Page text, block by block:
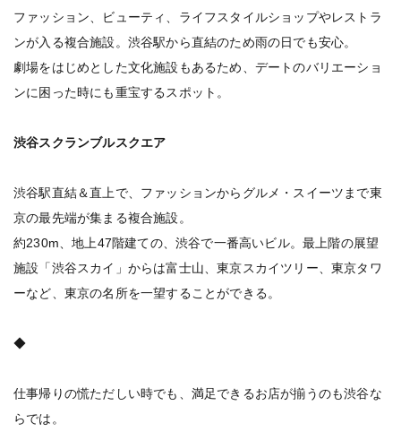
ファッション、ビューティ、ライフスタイルショップやレストラ
ンが入る複合施設。渋谷駅から直結のため雨の日でも安心。
劇場をはじめとした文化施設もあるため、デートのバリエーショ
ンに困った時にも重宝するスポット。
渋谷スクランブルスクエア
渋谷駅直結＆直上で、ファッションからグルメ・スイーツまで東
京の最先端が集まる複合施設。
約230m、地上47階建ての、渋谷で一番高いビル。最上階の展望
施設「渋谷スカイ」からは富士山、東京スカイツリー、東京タワ
ーなど、東京の名所を一望することができる。
◆
仕事帰りの慌ただしい時でも、満足できるお店が揃うのも渋谷な
らでは。